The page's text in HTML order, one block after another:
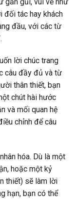
đối tác hay khách
đầu, với các từ
lời chúc trang
câu đầy đủ và từ
thân thiết, bạn
chút hài hước
và mối quan hệ
chỉnh để câu
hóa. Dù là một
hoặc một kỷ
thiết) sẽ làm lời
hạn, bạn có thể